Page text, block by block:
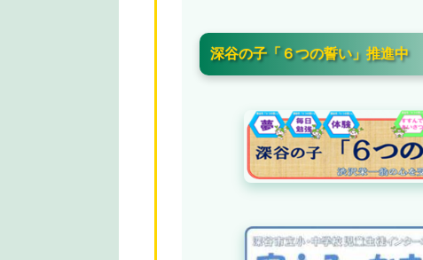
深谷の子「６つの誓い」推進中